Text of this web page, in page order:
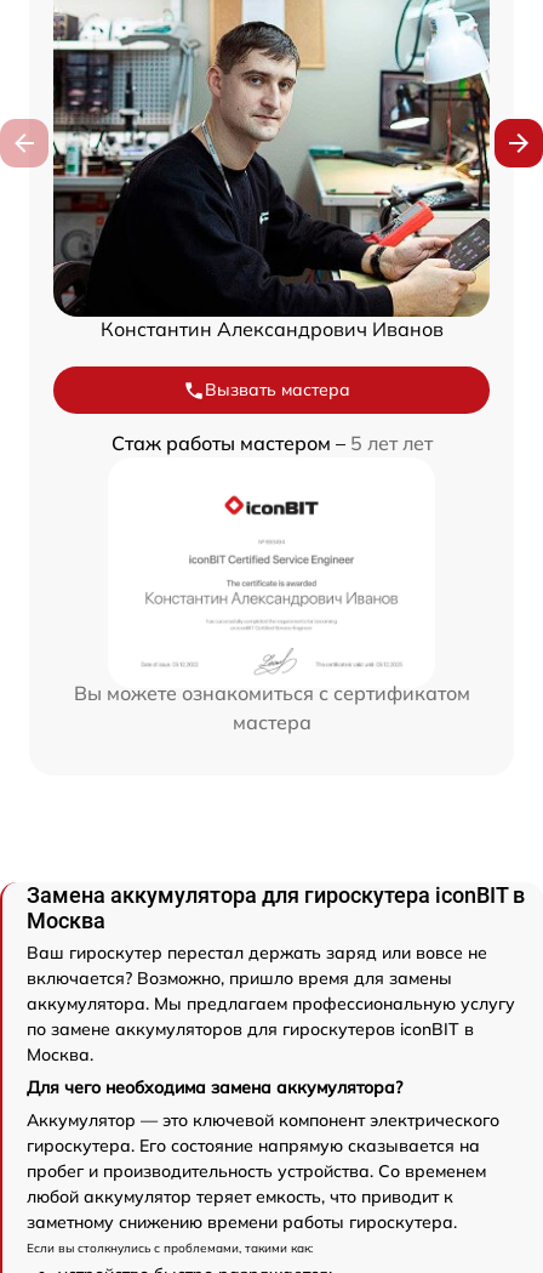
Константин Александрович Иванов
Вызвать мастера
Стаж работы мастером – 5 лет лет
Вы можете ознакомиться с сертификатом
мастера
Замена аккумулятора для гироскутера iconBIT в
Москва
Ваш гироскутер перестал держать заряд или вовсе не
включается? Возможно, пришло время для замены
аккумулятора. Мы предлагаем профессиональную услугу
по замене аккумуляторов для гироскутеров iconBIT в
Москва.
Для чего необходима замена аккумулятора?
Аккумулятор — это ключевой компонент электрического
гироскутера. Его состояние напрямую сказывается на
пробег и производительность устройства. Со временем
любой аккумулятор теряет емкость, что приводит к
заметному снижению времени работы гироскутера.
Если вы столкнулись с проблемами, такими как: